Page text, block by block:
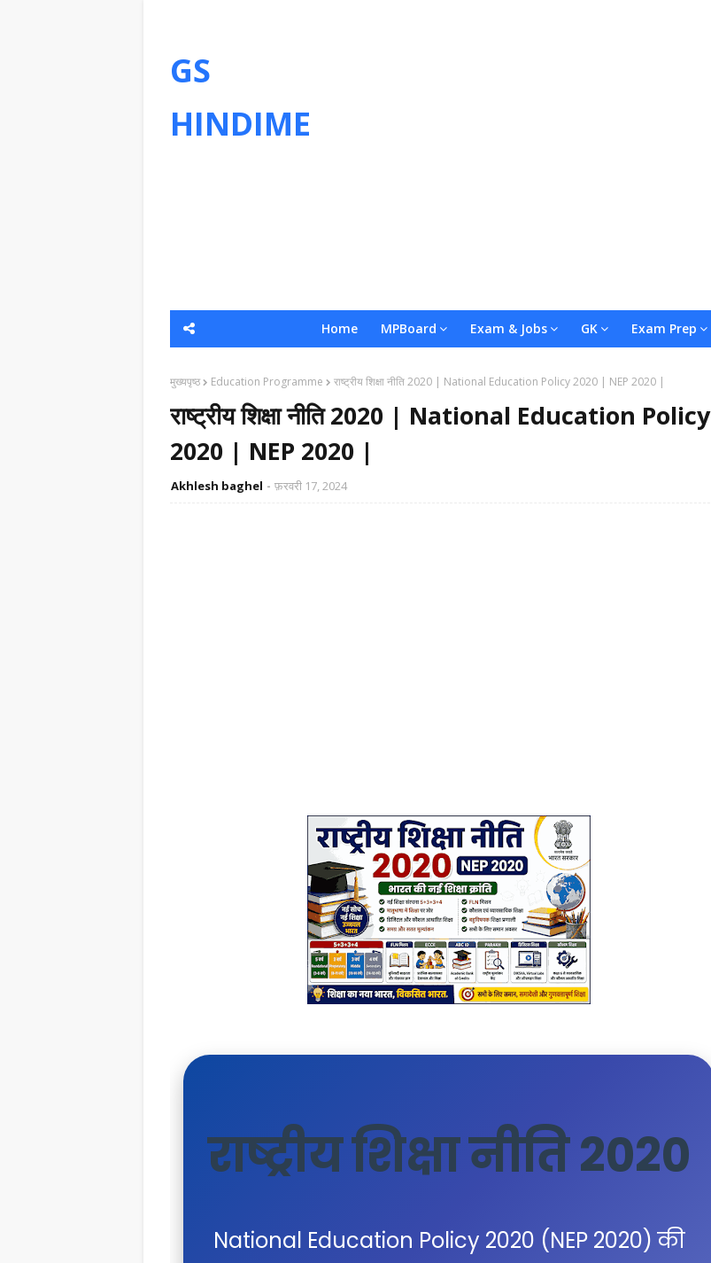
GS
HINDIME
Home MPBoard Exam & Jobs GK Exam Prep
मुख्यपृष्ठ Education Programme राष्ट्रीय शिक्षा नीति 2020 | National Education Policy 2020 | NEP 2020 |
राष्ट्रीय शिक्षा नीति 2020 | National Education Policy
2020 | NEP 2020 |
Akhlesh baghel फ़रवरी 17, 2024
राष्ट्रीय शिक्षा नीति 2020
National Education Policy 2020 (NEP 2020) की